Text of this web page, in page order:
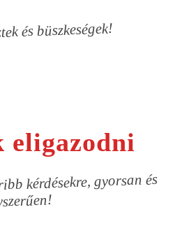
és büszkeségek!
eligazodni
kérdésekre, gyorsan és